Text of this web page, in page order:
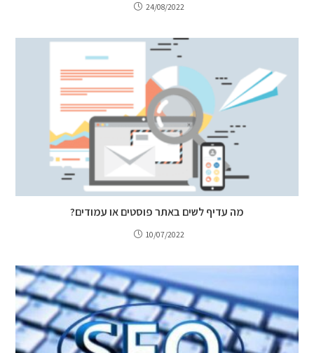
24/08/2022
מה עדיף לשים באתר פוסטים או עמודים?
10/07/2022